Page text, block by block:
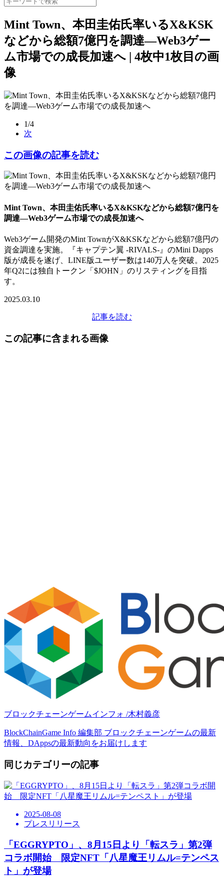
Mint Town、本田圭佑氏率いるX&KSK
などから総額7億円を調達—Web3ゲー
ム市場での成長加速へ | 4枚中1枚目の画
像
1/4
次
この画像の記事を読む
Mint Town、本田圭佑氏率いるX&KSKなどから総額7億円を
調達—Web3ゲーム市場での成長加速へ
Web3ゲーム開発のMint TownがX&KSKなどから総額7億円の
資金調達を実施。『キャプテン翼 -RIVALS-』のMini Dapps
版が成長を遂げ、LINE版ユーザー数は140万人を突破。2025
年Q2には独自トークン「$JOHN」のリスティングを目指
す。
2025.03.10
記事を読む
この記事に含まれる画像
ブロックチェーンゲームインフォ /木村義彦
BlockChainGame Info 編集部 ブロックチェーンゲームの最新
情報、DAppsの最新動向をお届けします
同じカテゴリーの記事
2025-08-08
プレスリリース
「EGGRYPTO」、8月15日より「転スラ」第2弾
コラボ開始 限定NFT「八星魔王リムル=テンペス
ト」が登場